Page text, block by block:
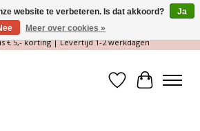
& Spirituele winkel | Gratis verzending >
€ 5,- korting | Levertijd 1-2 werkdagen
Verlanglijst
website te verbeteren. Is dat akkoord?
Ja
Meer over cookies »